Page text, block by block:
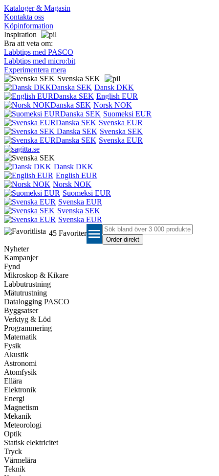
Kataloger & Magasin
Kontakta oss
Köpinformation
Inspiration
Bra att veta om:
Labbtips med PASCO
Labbtips med micro:bit
Experimentera mera
Svenska SEK
Dansk DKK
English EUR
Norsk NOK
Suomeksi EUR
Svenska EUR
Svenska SEK
Svenska EUR
Dansk DKK
English EUR
Norsk NOK
Suomeksi EUR
Svenska EUR
Svenska SEK
Svenska EUR
45 Favoriter menu
Nyheter
Kampanjer
Fynd
Mikroskop & Kikare
Labbutrustning
Mätutrustning
Datalogging PASCO
Byggsatser
Verktyg & Löd
Programmering
Matematik
Fysik
Akustik
Astronomi
Atomfysik
Ellära
Elektronik
Energi
Magnetism
Mekanik
Meteorologi
Optik
Statisk elektricitet
Tryck
Värmelära
Teknik